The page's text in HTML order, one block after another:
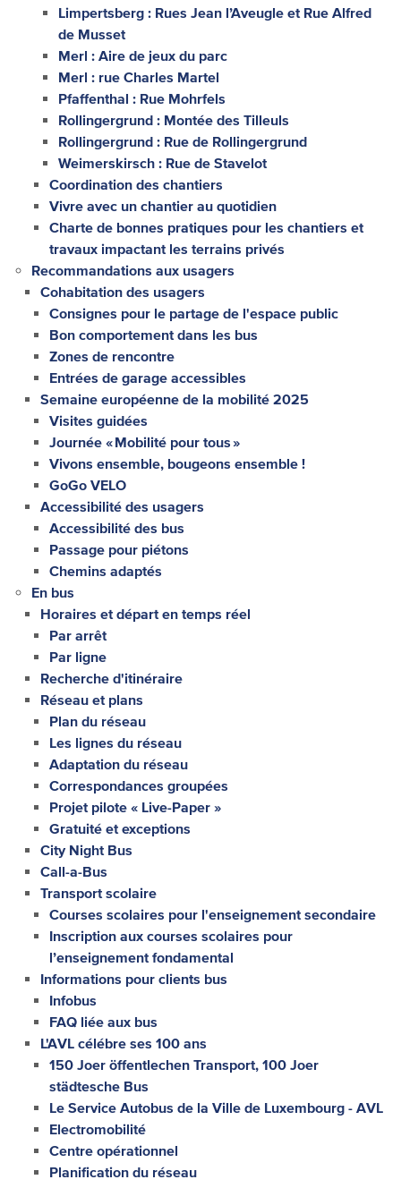
Limpertsberg : Rues Jean l’Aveugle et Rue Alfred
de Musset
Merl : Aire de jeux du parc
Merl : rue Charles Martel
Pfaffenthal : Rue Mohrfels
Rollingergrund : Montée des Tilleuls
Rollingergrund : Rue de Rollingergrund
Weimerskirsch : Rue de Stavelot
Coordination des chantiers
Vivre avec un chantier au quotidien
Charte de bonnes pratiques pour les chantiers et
travaux impactant les terrains privés
Recommandations aux usagers
Cohabitation des usagers
Consignes pour le partage de l'espace public
Bon comportement dans les bus
Zones de rencontre
Entrées de garage accessibles
Semaine européenne de la mobilité 2025
Visites guidées
Journée « Mobilité pour tous »
Vivons ensemble, bougeons ensemble !
GoGo VELO
Accessibilité des usagers
Accessibilité des bus
Passage pour piétons
Chemins adaptés
En bus
Horaires et départ en temps réel
Par arrêt
Par ligne
Recherche d'itinéraire
Réseau et plans
Plan du réseau
Les lignes du réseau
Adaptation du réseau
Correspondances groupées
Projet pilote « Live-Paper »
Gratuité et exceptions
City Night Bus
Call-a-Bus
Transport scolaire
Courses scolaires pour l'enseignement secondaire
Inscription aux courses scolaires pour
l’enseignement fondamental
Informations pour clients bus
Infobus
FAQ liée aux bus
L'AVL célébre ses 100 ans
150 Joer öffentlechen Transport, 100 Joer
städtesche Bus
Le Service Autobus de la Ville de Luxembourg - AVL
Electromobilité
Centre opérationnel
Planification du réseau